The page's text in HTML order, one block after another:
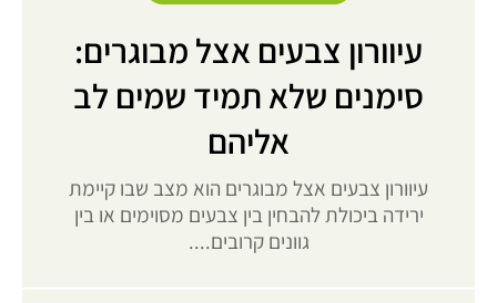
עיוורון צבעים אצל מבוגרים:
סימנים שלא תמיד שמים לב
אליהם
עיוורון צבעים אצל מבוגרים הוא מצב שבו קיימת
ירידה ביכולת להבחין בין צבעים מסוימים או בין
גוונים קרובים....